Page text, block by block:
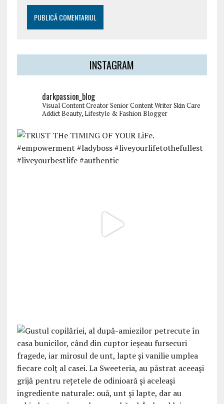
INSTAGRAM
darkpassion_blog
Visual Content CreatorSenior Content WriterSkin Care
AddictBeauty, Lifestyle & Fashion Blogger